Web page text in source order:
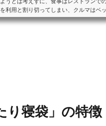
利用と割り切ってしまい、クルマはベ
体に考えることをおすすめします。ベ
り寝袋」の特徴